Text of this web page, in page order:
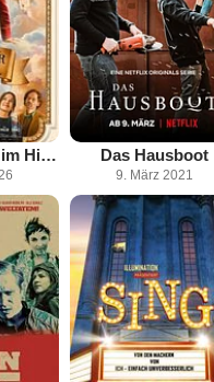
Ein Münchner im Himmel - Der Tod ist erst der Anfang Das Hausboot
9. März 2021